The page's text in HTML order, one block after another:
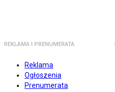
REKLAMA I PRENUMERATA
Reklama
Ogłoszenia
Prenumerata